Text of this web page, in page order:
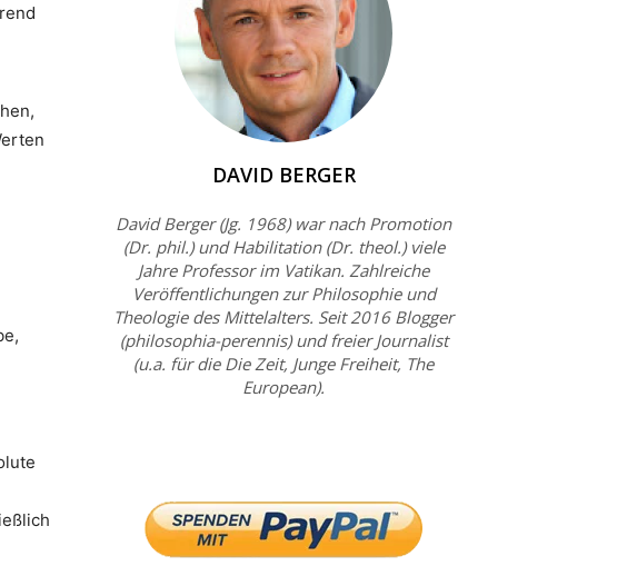
DAVID BERGER
David Berger (Jg. 1968) war nach Promotion
(Dr. phil.) und Habilitation (Dr. theol.) viele
Jahre Professor im Vatikan. Zahlreiche
Veröffentlichungen zur Philosophie und
Theologie des Mittelalters. Seit 2016 Blogger
(philosophia-perennis) und freier Journalist
(u.a. für die Die Zeit, Junge Freiheit, The
European).